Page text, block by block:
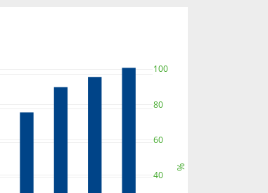
40
60
80
100
%